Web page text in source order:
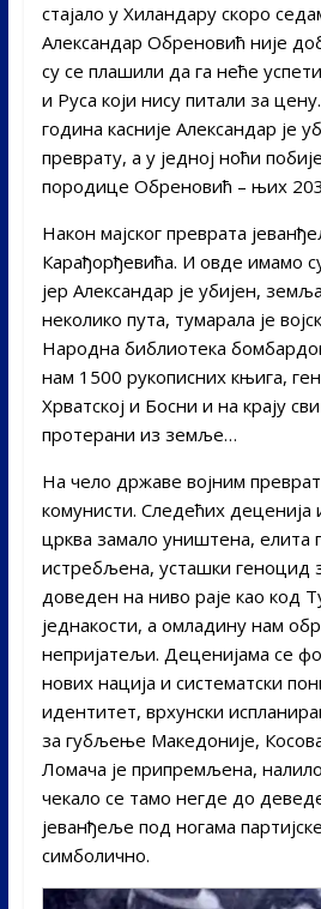
стајало у Хиландару скоро
Александар Обреновић није
су се плашили да га неће
и Руса који нису питали за
година касније Александар је
преврату, а у једној ноћи
породице Обреновић – њих
Након мајског преврата
Карађорђевића. И овде имамо
јер Александар је убијен,
неколико пута, тумарала је
Народна библиотека
нам 1500 рукописних књига,
Хрватској и Босни и на крају
протерани из земље…
На чело државе војним
комунисти. Следећих деценија
црква замало уништена, елита
истребљена, усташки геноцид
доведен на ниво раје као код
једнакости, а омладину нам
непријатељи. Деценијама се
нових нација и систематски
идентитет, врхунски
за губљење Македоније,
Ломача је припремљена,
чекало се тамо негде до
јеванђеље под ногама
симболично.